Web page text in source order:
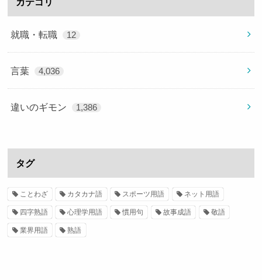
就職・転職 12
言葉 4,036
違いのギモン 1,386
タグ
ことわざ カタカナ語 スポーツ用語 ネット用語
四字熟語 心理学用語 慣用句 故事成語 敬語
業界用語 熟語